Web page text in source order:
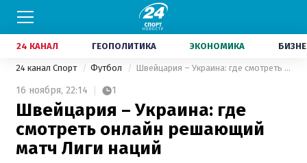
24 КАНАЛ ГЕОПОЛИТИКА ЭКОНОМИКА
24 канал Спорт Футбол Швейцария – Украина: где смотреть онлайн решающий матч Лиги наций
16 ноября, 22:14 1
Швейцария – Украина: где
смотреть онлайн решающий
матч Лиги наций